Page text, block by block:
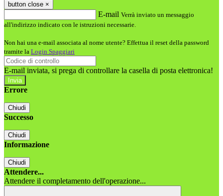
button close ×
E-mail Verrà inviato un messaggio
all'indirizzo indicato con le istruzioni necessarie.
Non hai una e-mail associata al nome utente? Effettua il reset della password
tramite la Login Spaggiari
E-mail inviata, si prega di controllare la casella di posta elettronica!
Errore
Chiudi
Successo
Chiudi
Informazione
Chiudi
Attendere...
Attendere il completamento dell'operazione...